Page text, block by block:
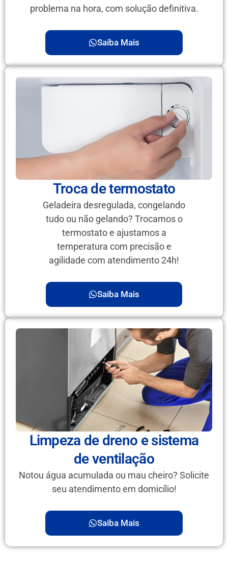
problema na hora, com solução definitiva.
Saiba Mais
Troca de termostato
Geladeira desregulada, congelando
tudo ou não gelando? Trocamos o
termostato e ajustamos a
temperatura com precisão e
agilidade com atendimento 24h!
Saiba Mais
Limpeza de dreno e sistema
de ventilação
Notou água acumulada ou mau cheiro? Solicite
seu atendimento em domicílio!
Saiba Mais